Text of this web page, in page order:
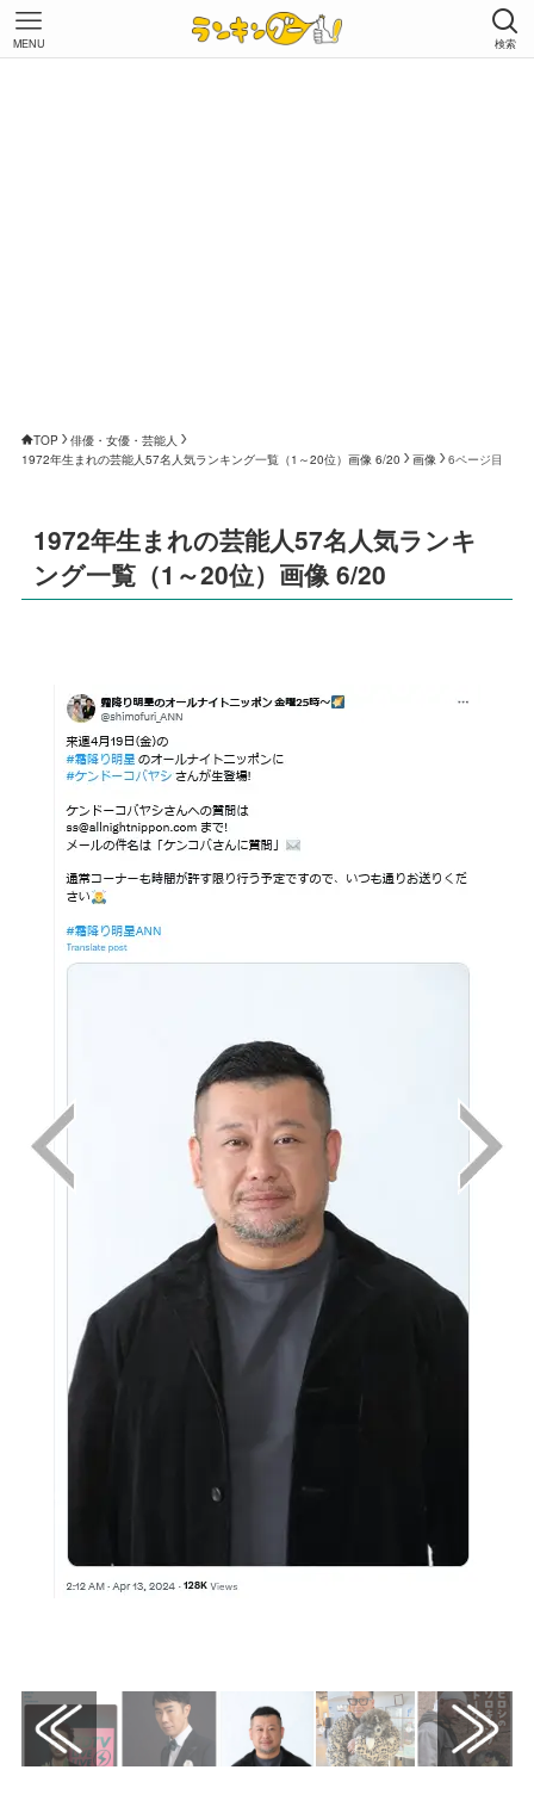
検索
MENU
TOP
俳優・女優・芸能人
1972年生まれの芸能人57名人気ランキング一覧（1～20位）画像 6/20
画像 6ページ目
1972年生まれの芸能人57名人気ランキ
ング一覧（1～20位）画像 6/20